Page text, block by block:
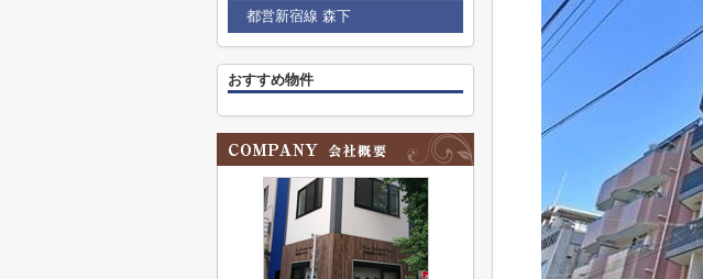
都営新宿線 森下
おすすめ物件